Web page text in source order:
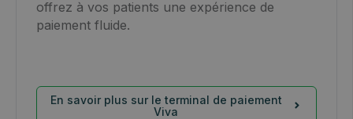
offrez à vos patients une expérience de
paiement fluide.
En savoir plus sur le terminal de paiement
Viva